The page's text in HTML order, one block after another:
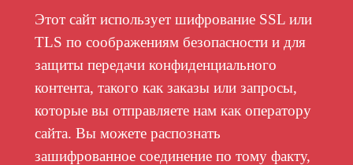
Этот сайт использует шифрование SSL или
TLS по соображениям безопасности и для
защиты передачи конфиденциального
контента, такого как заказы или запросы,
которые вы отправляете нам как оператору
сайта. Вы можете распознать
зашифрованное соединение по тому факту,